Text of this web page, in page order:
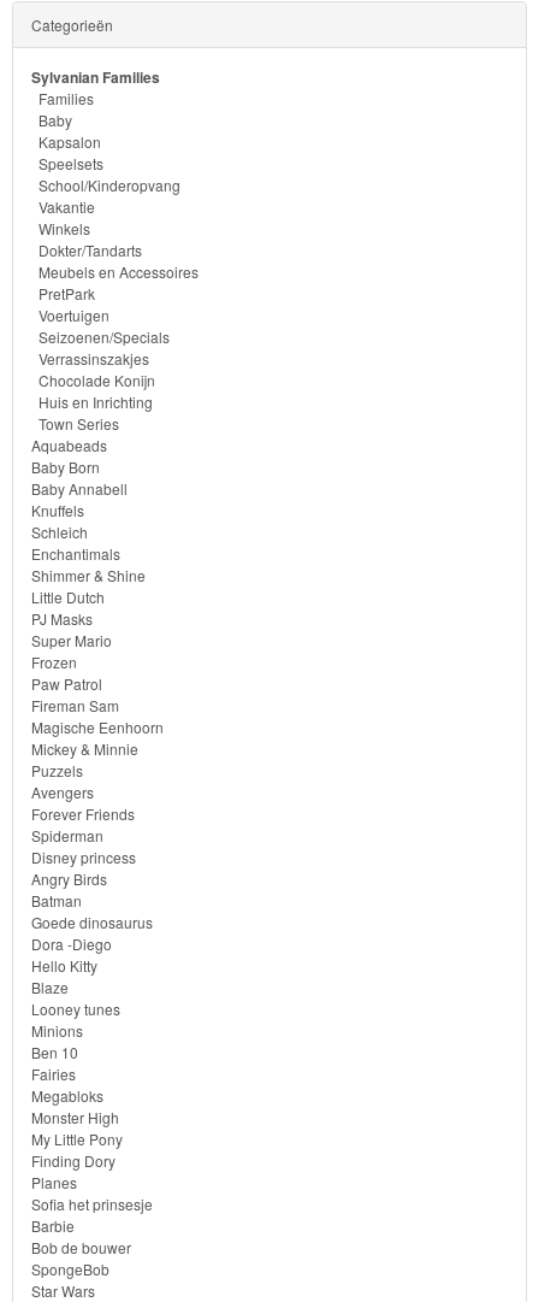
Looney
tunes
Minions
Ben
10
Fairies
Megabloks
Monster
High
My
Little
Pony
Finding
Dory
Planes
Sofia
het
prinsesje
Barbie
Bob
de
bouwer
SpongeBob
Star
Wars
Skylanders
Superman
Toy
Categorieën
Sylvanian Families
Families
Baby
Kapsalon
Speelsets
School/Kinderopvang
Vakantie
Winkels
Dokter/Tandarts
Meubels en Accessoires
PretPark
Voertuigen
Seizoenen/Specials
Verrassinszakjes
Chocolade Konijn
Huis en Inrichting
Town Series
Aquabeads
Baby Born
Baby Annabell
Knuffels
Schleich
Enchantimals
Shimmer & Shine
Little Dutch
PJ Masks
Super Mario
Frozen
Paw Patrol
Fireman Sam
Magische Eenhoorn
Mickey & Minnie
Puzzels
Avengers
Forever Friends
Spiderman
Disney princess
Angry Birds
Batman
Goede dinosaurus
Dora -Diego
Hello Kitty
Blaze
Looney tunes
Minions
Ben 10
Fairies
Megabloks
Monster High
My Little Pony
Finding Dory
Planes
Sofia het prinsesje
Barbie
Bob de bouwer
SpongeBob
Star Wars